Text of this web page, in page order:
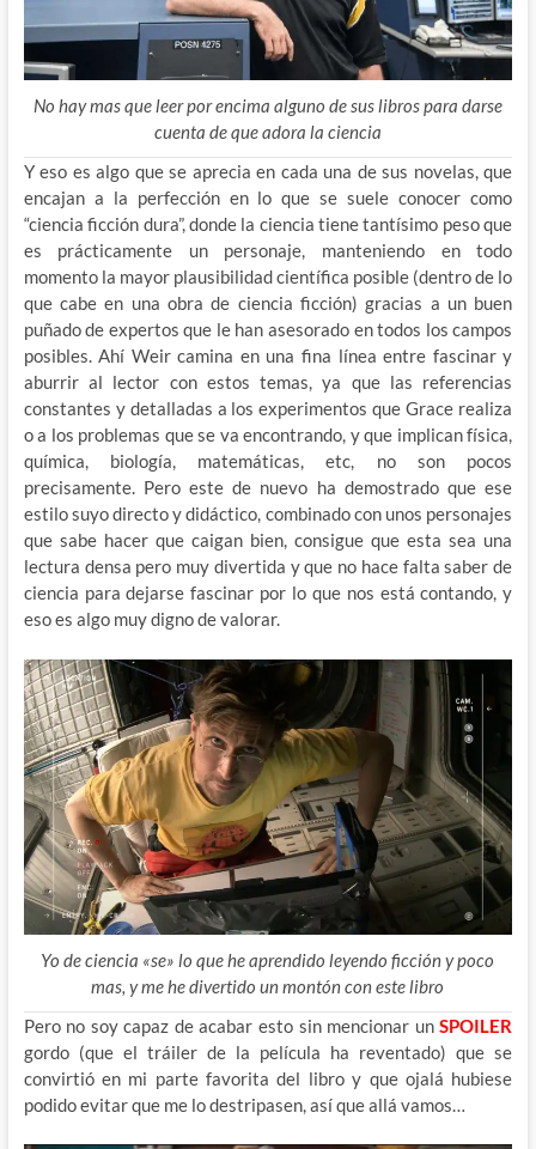
No hay mas que leer por encima alguno de sus libros para darse
cuenta de que adora la ciencia
Y eso es algo que se aprecia en cada una de sus novelas, que
encajan a la perfección en lo que se suele conocer como
“ciencia ficción dura”, donde la ciencia tiene tantísimo peso que
es prácticamente un personaje, manteniendo en todo
momento la mayor plausibilidad científica posible (dentro de lo
que cabe en una obra de ciencia ficción) gracias a un buen
puñado de expertos que le han asesorado en todos los campos
posibles. Ahí Weir camina en una fina línea entre fascinar y
aburrir al lector con estos temas, ya que las referencias
constantes y detalladas a los experimentos que Grace realiza
o a los problemas que se va encontrando, y que implican física,
química, biología, matemáticas, etc, no son pocos
precisamente. Pero este de nuevo ha demostrado que ese
estilo suyo directo y didáctico, combinado con unos personajes
que sabe hacer que caigan bien, consigue que esta sea una
lectura densa pero muy divertida y que no hace falta saber de
ciencia para dejarse fascinar por lo que nos está contando, y
eso es algo muy digno de valorar.
Yo de ciencia «se» lo que he aprendido leyendo ficción y poco
mas, y me he divertido un montón con este libro
Pero no soy capaz de acabar esto sin mencionar unSPOILER
gordo (que el tráiler de la película ha reventado) que se
convirtió en mi parte favorita del libro y que ojalá hubiese
podido evitar que me lo destripasen, así que allá vamos…